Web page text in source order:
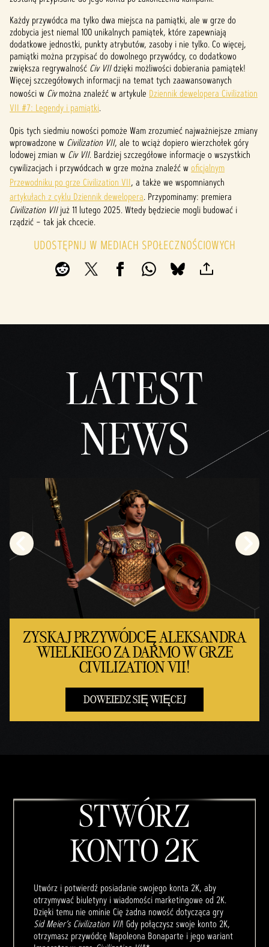
Każdy przywódca ma tylko dwa miejsca na pamiątki, ale w grze do
zdobycia jest niemal 100 unikalnych pamiątek, które zapewniają
dodatkowe jednostki, punkty atrybutów, zasoby i nie tylko. Co więcej,
pamiątki można przypisać do dowolnego przywódcy, co dodatkowo
zwiększa regrywalność Civ VIIdzięki możliwości dobierania pamiątek!
Więcej szczegółowych informacji na temat tych zaawansowanych
nowości w Civmożna znaleźć w artykule Dziennik dewelopera Civilization
VII #7: Legendy i pamiątki.
Opis tych siedmiu nowości pomoże Wam zrozumieć najważniejsze zmiany
wprowadzone w Civilization VII, ale to wciąż dopiero wierzchołek góry
lodowej zmian w Civ VII. Bardziej szczegółowe informacje o wszystkich
cywilizacjach i przywódcach w grze można znaleźć woficjalnym
Przewodniku po grze Civilization VII, a także we wspomnianych
artykułach z cyklu Dziennik dewelopera. Przypominamy: premiera
Civilization VIIjuż 11 lutego 2025. Wtedy będziecie mogli budować i
rządzić – tak jak chcecie.
UDOSTĘPNIJ W MEDIACH SPOŁECZNOŚCIOWYCH
LATEST
NEWS
ZYSKAJ PRZYWÓDCĘ ALEKSANDRA
WIELKIEGO ZA DARMO W GRZE
CIVILIZATION VII!
DOWEIEDZ SIĘ WIĘCEJ
STWÓRZ
KONTO 2K
Utwórz i potwierdź posiadanie swojego konta 2K, aby
otrzymywać biuletyny i wiadomości marketingowe od 2K.
Dzięki temu nie ominie Cię żadna nowość dotycząca gry
Sid Meier’s Civilization VII! Gdy połączysz swoje konto 2K,
otrzymasz przywódcę Napoleona Bonaparte i jego wariant